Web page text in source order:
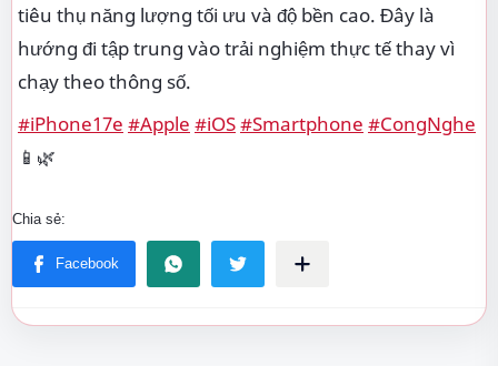
tiêu thụ năng lượng tối ưu và độ bền cao. Đây là
hướng đi tập trung vào trải nghiệm thực tế thay vì
chạy theo thông số.
#iPhone17e #Apple #iOS#Smartphone #CongNghe
📱🌿